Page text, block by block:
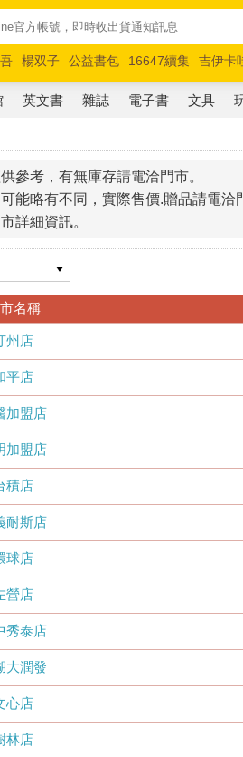
楊双子 公益書包 16647續集 吉伊卡
邊攤新作 馬斯克 玩具總動員5 超慢跑
英文書 雜誌 電子書 文具
參考，有無庫存請電洽門市。
能略有不同，實際售價.贈品請電洽
詳細資訊。
名稱
州店
平店
加盟店
加盟店
積店
耐斯店
球店
營店
秀泰店
大潤發
心店
林店